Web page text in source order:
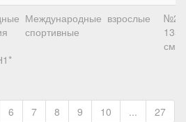
Международные
спортивные
взрослые
№2,
135
см
6 7 8 9 10 ... 27